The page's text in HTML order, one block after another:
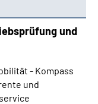
und
- Kompass
und